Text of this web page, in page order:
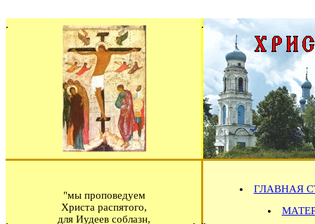
"мы проповедуем
Христа распятого,
для Иудеев соблазн,
ГЛАВНАЯ